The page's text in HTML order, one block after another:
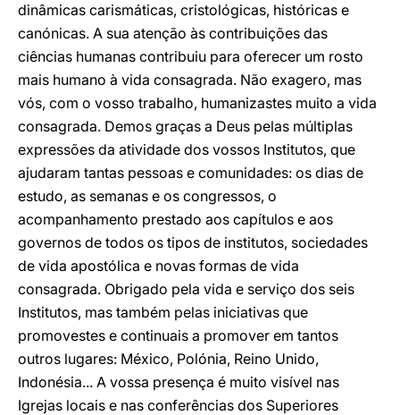
dinâmicas carismáticas, cristológicas, históricas e
canónicas. A sua atenção às contribuições das
ciências humanas contribuiu para oferecer um rosto
mais humano à vida consagrada. Não exagero, mas
vós, com o vosso trabalho, humanizastes muito a vida
consagrada. Demos graças a Deus pelas múltiplas
expressões da atividade dos vossos Institutos, que
ajudaram tantas pessoas e comunidades: os dias de
estudo, as semanas e os congressos, o
acompanhamento prestado aos capítulos e aos
governos de todos os tipos de institutos, sociedades
de vida apostólica e novas formas de vida
consagrada. Obrigado pela vida e serviço dos seis
Institutos, mas também pelas iniciativas que
promovestes e continuais a promover em tantos
outros lugares: México, Polónia, Reino Unido,
Indonésia... A vossa presença é muito visível nas
Igrejas locais e nas conferências dos Superiores